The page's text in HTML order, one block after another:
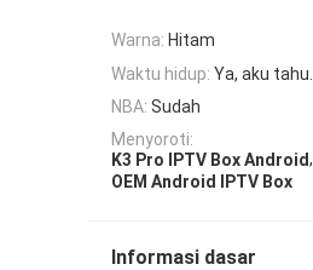
Warna: Hitam
Waktu hidup: Ya, aku tahu.
NBA: Sudah
Menyoroti:
K3 Pro IPTV Box Android,
OEM Android IPTV Box
Informasi dasar